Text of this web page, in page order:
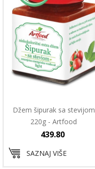
Džem šipurak sa stevijom
220g - Artfood
439.80
SAZNAJ VIŠE